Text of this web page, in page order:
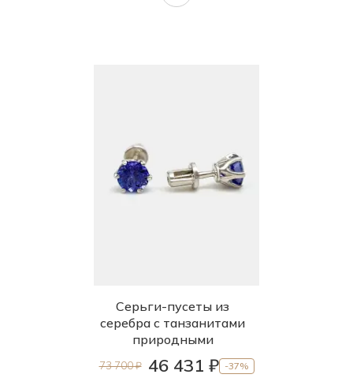
Серьги-пусеты из
серебра с танзанитами
природными
73 700 ₽ 46 431 ₽ -37%